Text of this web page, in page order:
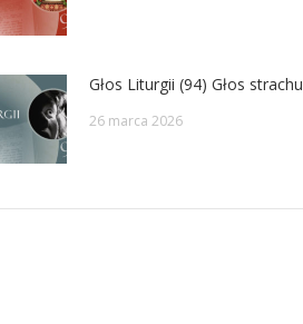
Głos Liturgii (94) Głos strachu
26 marca 2026